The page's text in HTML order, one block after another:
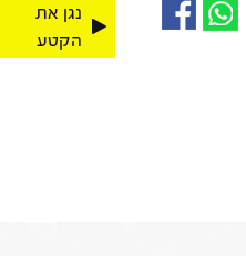
נגן את
הקטע